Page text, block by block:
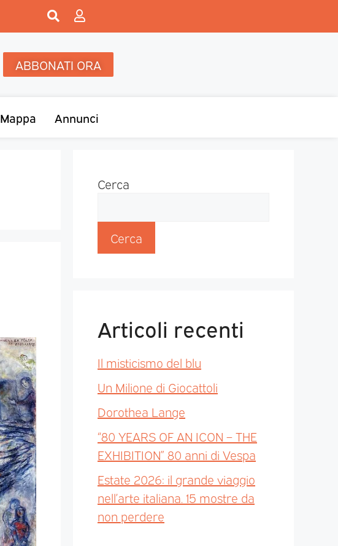
ABBONATI ORA
Mappa Annunci
Cerca
Cerca
Articoli recenti
Il misticismo del blu
Un Milione di Giocattoli
Dorothea Lange
“80 YEARS OF AN ICON – THE
EXHIBITION” 80 anni di Vespa
Estate 2026: il grande viaggio
nell’arte italiana. 15 mostre da
non perdere